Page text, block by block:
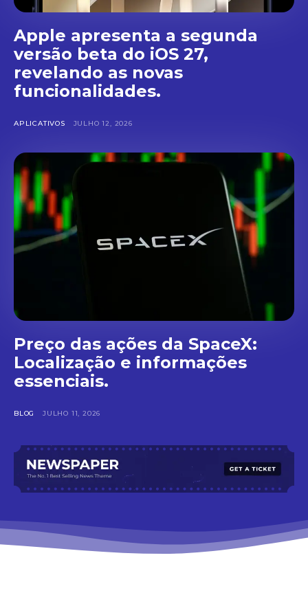
Apple apresenta a segunda
versão beta do iOS 27,
revelando as novas
funcionalidades.
APLICATIVOS JULHO 12, 2026
Preço das ações da SpaceX:
Localização e informações
essenciais.
BLOG JULHO 11, 2026